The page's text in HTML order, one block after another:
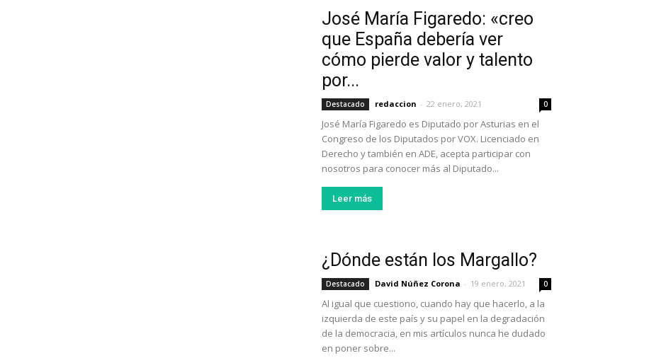
José María Figaredo: «creo
que España debería ver
cómo pierde valor y talento
por...
Destacado redaccion - 22 enero, 2021 0
José María Figaredo es Diputado por Asturias en el
Congreso de los Diputados por VOX. Licenciado en
Derecho y también en ADE, acepta participar con
nosotros para conocer más al Diputado...
Leer más
¿Dónde están los Margallo?
Destacado David Núñez Corona - 19 enero, 2021 0
Al igual que cuestiono, cuando hay que hacerlo, a la
izquierda de este país y su papel en la degradación
de la democracia, en mis artículos nunca he dudado
en poner sobre...